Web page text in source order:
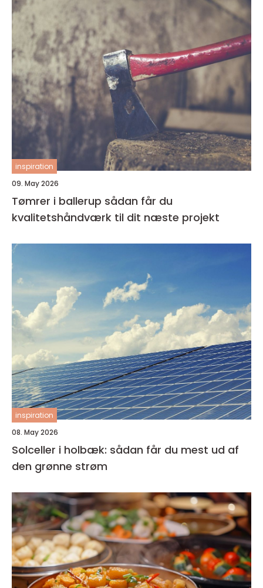
inspiration
09. May 2026
Tømrer i ballerup sådan får du
kvalitetshåndværk til dit næste projekt
inspiration
08. May 2026
Solceller i holbæk: sådan får du mest ud af
den grønne strøm